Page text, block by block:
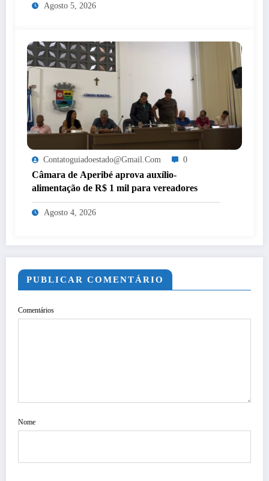
Agosto 5, 2026
Contatoguiadoestado@gmail.com 0
Câmara de Aperibé aprova auxílio-
alimentação de R$ 1 mil para vereadores
Agosto 4, 2026
PUBLICAR COMENTÁRIO
Comentários
Nome